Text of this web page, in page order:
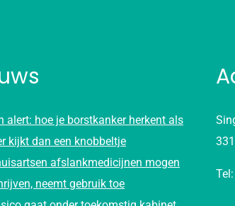
alert: hoe je borstkanker herkent als
kijkt dan een knobbeltje
afslankmedicijnen mogen
neemt gebruik toe
Tel: